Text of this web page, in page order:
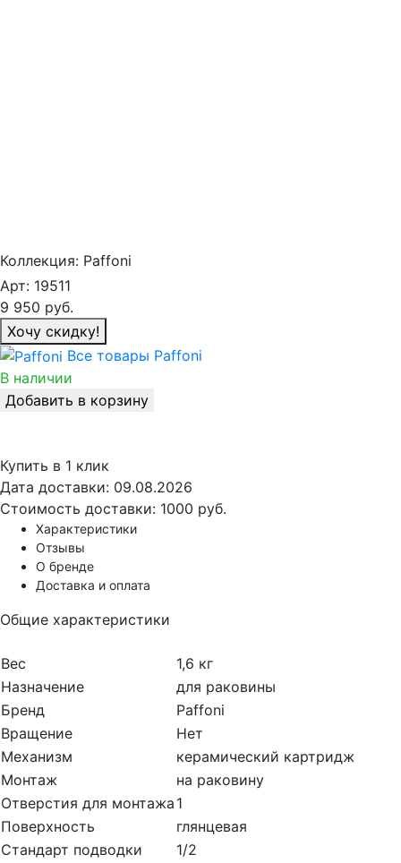
Коллекция: Paffoni
Арт: 19511
9 950 руб.
Хочу скидку!
Все товары Paffoni
В наличии
Добавить в корзину
Купить в 1 клик
Дата доставки: 09.08.2026
Стоимость доставки: 1000 руб.
Характеристики
Отзывы
О бренде
Доставка и оплата
Общие характеристики
Вес
1,6 кг
Назначение
для раковины
Бренд
Paffoni
Вращение
Нет
Механизм
керамический картридж
Монтаж
на раковину
Отверстия для монтажа 1
Поверхность
глянцевая
Стандарт подводки
1/2